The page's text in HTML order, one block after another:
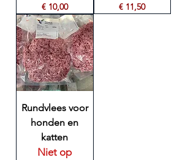
Prijs
€ 10,00 Prijs
€ 11,50
Rundvlees voor
honden en
katten
Niet op